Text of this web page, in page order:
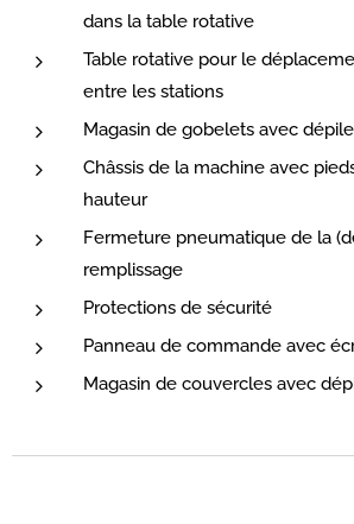
dans la table rotative
Table rotative pour le
entre les stations
Magasin de gobelets avec
Châssis de la machine avec
hauteur
Fermeture pneumatique de la
remplissage
Protections de sécurité
Panneau de commande avec
Magasin de couvercles avec